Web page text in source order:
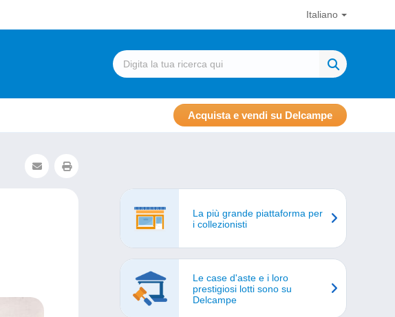
Italiano
Acquista e vendi su Delcampe
La più grande piattaforma per
i collezionisti
Le case d'aste e i loro
prestigiosi lotti sono su
Delcampe